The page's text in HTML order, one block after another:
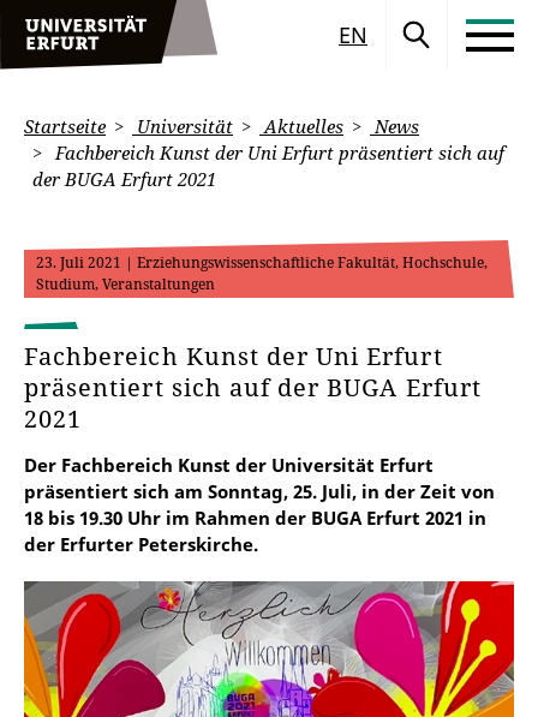
EN
Startseite Universität Aktuelles
News
Fachbereich Kunst der Uni Erfurt präsentiert sich auf
der BUGA Erfurt 2021
23. Juli 2021 | Erziehungswissenschaftliche Fakultät, Hochschule,
Studium, Veranstaltungen
Fachbereich Kunst der Uni Erfurt
präsentiert sich auf der BUGA Erfurt
2021
Der Fachbereich Kunst der Universität Erfurt
präsentiert sich am Sonntag, 25. Juli, in der Zeit von
18 bis 19.30 Uhr im Rahmen der BUGA Erfurt 2021 in
der Erfurter Peterskirche.